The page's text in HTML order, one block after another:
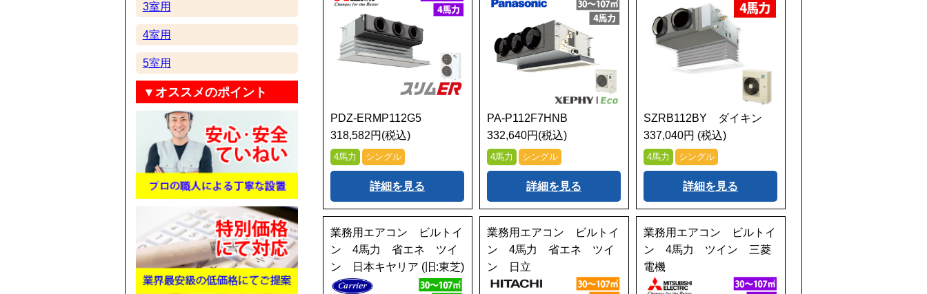
3室用
4室用
5室用
▼オススメのポイント
PDZ-ERMP112G5
318,582円(税込)
4馬力 シングル
詳細を見る
PA-P112F7HNB
332,640円(税込)
4馬力 シングル
詳細を見る
SZRB112BY ダイキン
337,040円 (税込)
4馬力 シングル
詳細を見る
業務用エアコン ビルトイ
ン 4馬力 省エネ ツイ
ン 日本キヤリア (旧:東芝)
業務用エアコン ビルトイ
ン 4馬力 省エネ ツイ
ン 日立
業務用エアコン ビルトイ
ン 4馬力 ツイン 三菱
電機